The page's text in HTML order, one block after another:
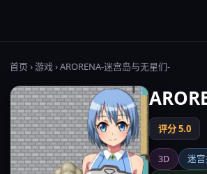
首页 ›游戏› ARORENA-迷宫岛与无星们-
评分 5.0
3D 迷